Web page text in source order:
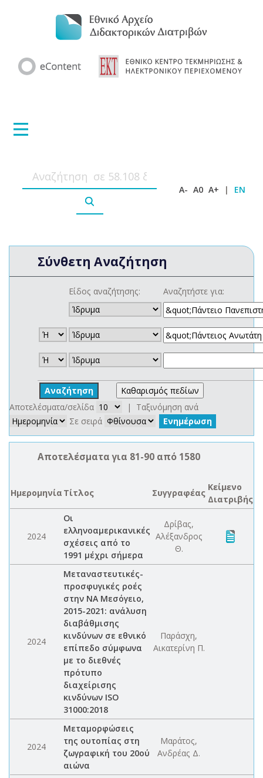
A- A0 A+ | EN
Σύνθετη Αναζήτηση
Είδος αναζήτησης: Αναζητήστε για:
Αποτελέσματα/σελίδα
| Ταξινόμηση ανά
Σε σειρά
Αποτελέσματα για 81-90 από 1580
Ημερομηνία Τίτλος Συγγραφέας
Κείμενο
Διατριβής
2024
Οι
ελληνοαμερικανικές
σχέσεις από το
1991 μέχρι σήμερα
Δρίβας,
Αλέξανδρος
Θ.
2024
Μεταναστευτικές-
προσφυγικές ροές
στην ΝΑ Μεσόγειο,
2015-2021: ανάλυση
διαβάθμισης
κινδύνων σε εθνικό
επίπεδο σύμφωνα
με το διεθνές
πρότυπο
διαχείρισης
κινδύνων ISO
31000:2018
Παράσχη,
Αικατερίνη Π.
2024
Μεταμορφώσεις
της ουτοπίας στη
ζωγραφική του 20ού
αιώνα
Μαράτος,
Ανδρέας Δ.